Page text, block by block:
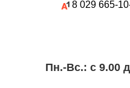
8 029 665-
Пн.-Вc.: с 9.00